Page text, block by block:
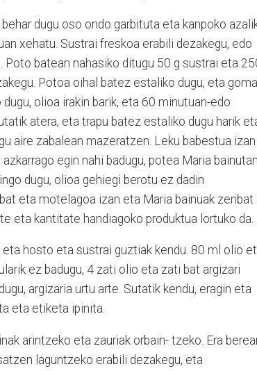
behar dugu oso ondo garbituta eta kanpoko
xehatu. Sustrai freskoa erabili dezakegu, edo
Poto batean nahasiko ditugu 50 g sustrai eta
Potoa oihal batez estaliko dugu, eta goma
olioa irakin barik, eta 60 minutuan-edo
atera, eta trapu batez estaliko dugu harik
aire zabalean mazeratzen. Leku babestua izan
egin nahi badugu, potea Maria
dugu, olioa gehiegi berotu ez dadin
eta motelagoa izan eta Maria bainuak zenbat
eta kantitate handiagoko produktua lortuko da.
hosto eta sustrai guztiak kendu. 80 ml olio
ez badugu, 4 zati olio eta zati bat argizari
argizaria urtu arte. Sutatik kendu, eragin eta
eta etiketa ipinita.
arintzeko eta zauriak orbain- tzeko. Era
laguntzeko erabili dezakegu, eta